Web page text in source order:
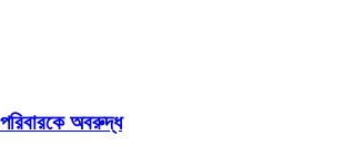
অবরুদ্ধ